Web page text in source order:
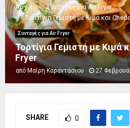
Αρχική
Συνταγές για Air Fryer
Τορτίγια Γεμιστή με Κιμά και
Συνταγές για Air Fryer
Τορτίγια Γεμιστή με Κιμά
Fryer
από Μαίρη Καραντάσιου 27
SHARE 0